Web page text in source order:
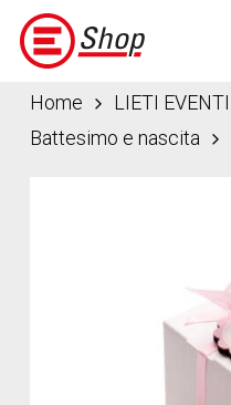
Skip
main
contentHome LIETI EVENTI
Battesimo e nascita